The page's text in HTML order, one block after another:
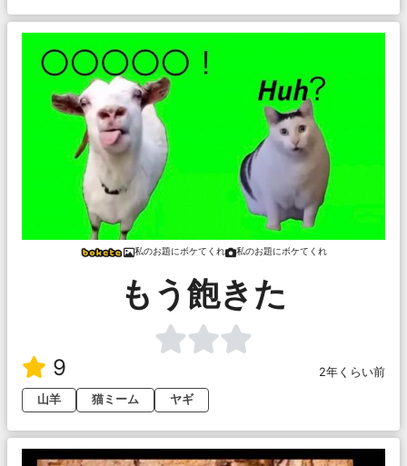
私のお題にボケてくれ 私のお題にボケてくれ
もう飽きた
9
2年くらい前
山羊
猫ミーム ヤギ